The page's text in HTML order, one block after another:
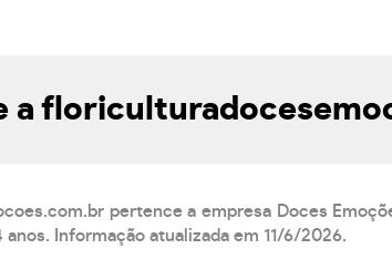
a
pertence a empresa Doces
Informação atualizada em 11/6/2026.